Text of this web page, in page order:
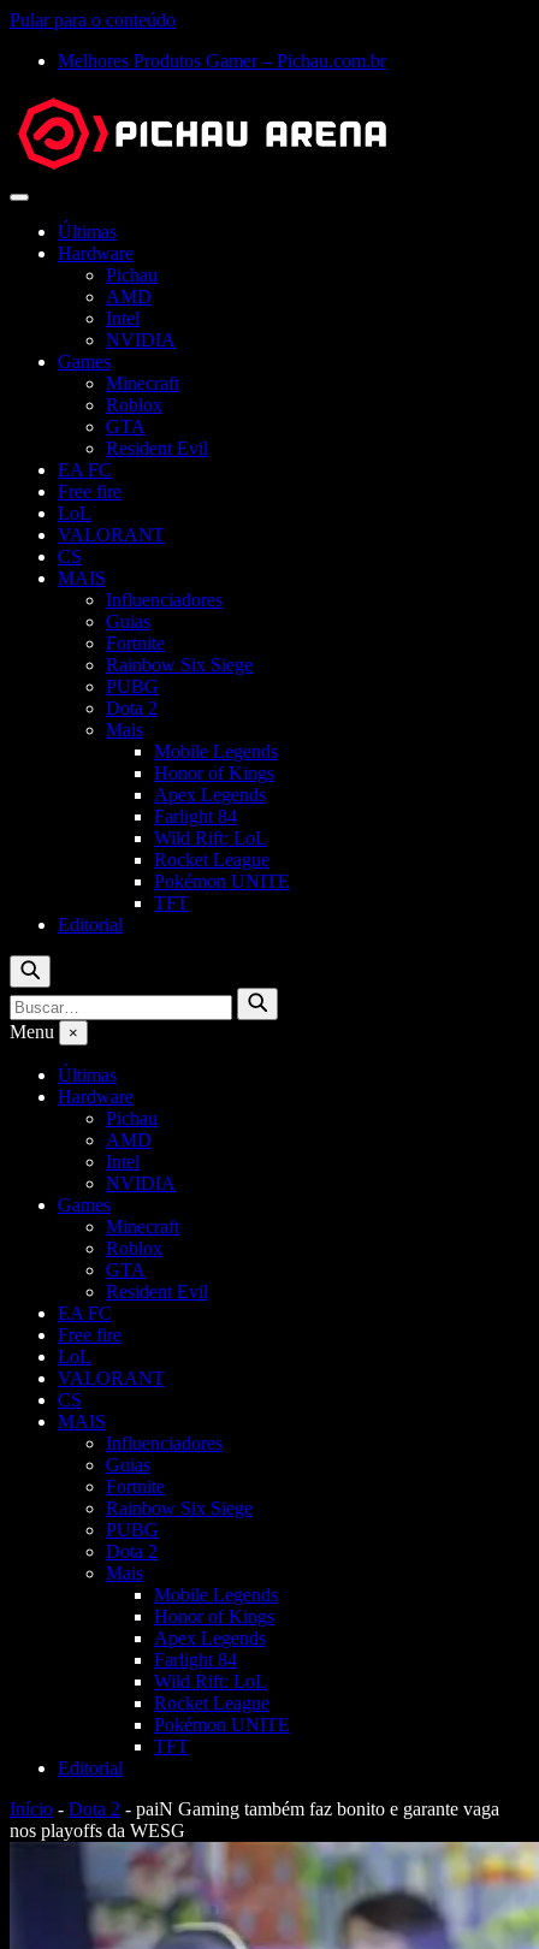
Pular para o conteúdo
Melhores Produtos Gamer – Pichau.com.br
Abrir
Últimas
Hardware
Pichau
AMD
Intel
NVIDIA
Games
Minecraft
Roblox
GTA
Resident Evil
EA FC
Free fire
LoL
VALORANT
CS
MAIS
Influenciadores
Guias
Fortnite
Rainbow Six Siege
PUBG
Dota 2
Mais
Mobile Legends
Honor of Kings
Apex Legends
Farlight 84
Wild Rift: LoL
Rocket League
Pokémon UNITE
TFT
Editorial
Buscar
Buscar
por:
Buscar
Menu ×
Últimas
Hardware
Pichau
AMD
Intel
NVIDIA
Games
Minecraft
Roblox
GTA
Resident Evil
EA FC
Free fire
LoL
VALORANT
CS
MAIS
Influenciadores
Guias
Fortnite
Rainbow Six Siege
PUBG
Dota 2
Mais
Mobile Legends
Honor of Kings
Apex Legends
Farlight 84
Wild Rift: LoL
Rocket League
Pokémon UNITE
TFT
Editorial
Início - Dota 2 - paiN Gaming também faz bonito e garante vaga
nos playoffs da WESG